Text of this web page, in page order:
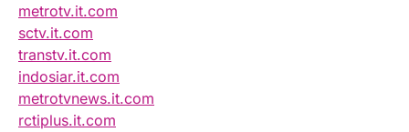
metrotv.it.com
sctv.it.com
transtv.it.com
indosiar.it.com
metrotvnews.it.com
rctiplus.it.com